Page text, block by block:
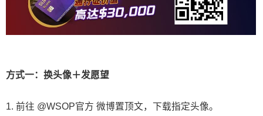
方式一：换头像＋发愿望
1. 前往 @WSOP官方 微博置顶文，下载指定头像。